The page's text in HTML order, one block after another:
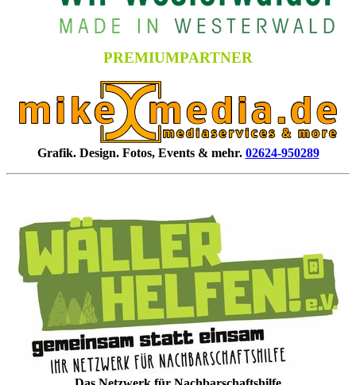
PREMIUMPARTNER
Grafik. Design. Fotos, Events & mehr. 02624-950289